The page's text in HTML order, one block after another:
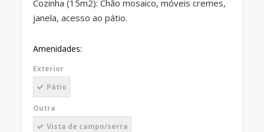
Cozinha (15m2): Chão mosaico, móveis cremes,
janela, acesso ao pátio.
Amenidades:
Exterior
Pátio
Outra
Vista de campo/serra